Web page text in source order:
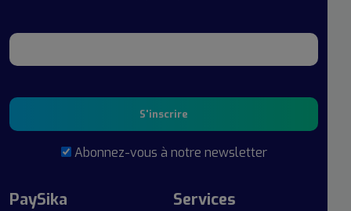
S'inscrire
Abonnez-vous à notre newsletter
PaySika Services